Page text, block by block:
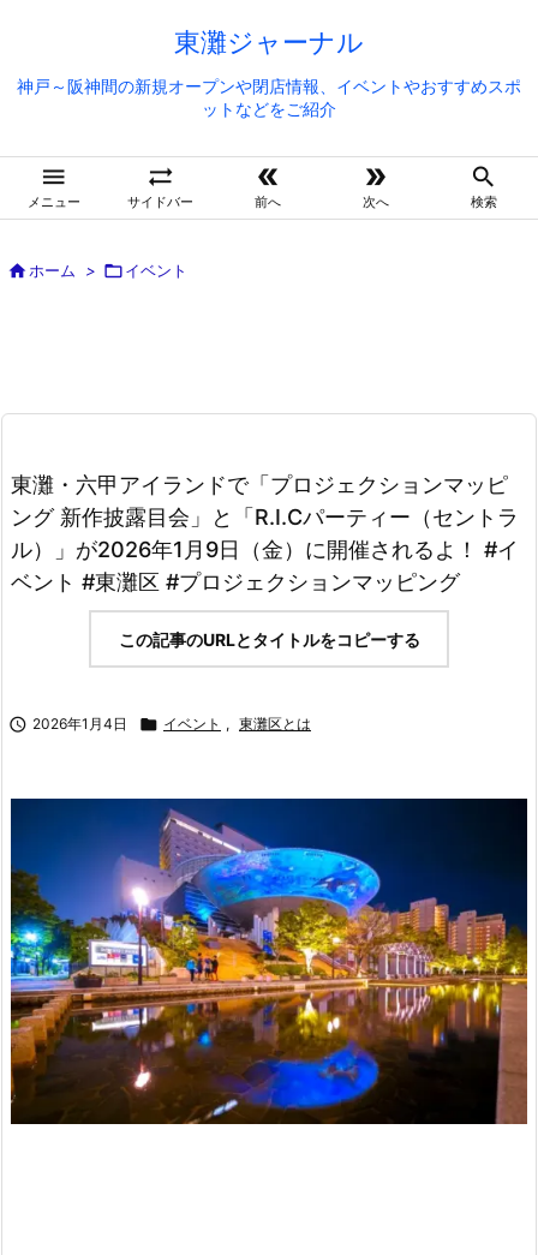
東灘ジャーナル
神戸～阪神間の新規オープンや閉店情報、イベントやおすすめスポ
ットなどをご紹介

メニュー

サイドバー

前へ

次へ

検索
ホーム > イベント
東灘・六甲アイランドで「プロジェクションマッピ
ング 新作披露目会」と「R.I.Cパーティー（セントラ
ル）」が2026年1月9日（金）に開催されるよ！ #イ
ベント #東灘区 #プロジェクションマッピング
この記事のURLとタイトルをコピーする
 2026年1月4日  イベント , 東灘区とは